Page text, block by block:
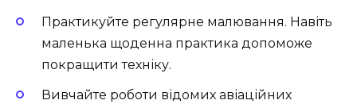
Практикуйте регулярне малювання. Навіть
маленька щоденна практика допоможе
покращити техніку.
Вивчайте роботи відомих авіаційних